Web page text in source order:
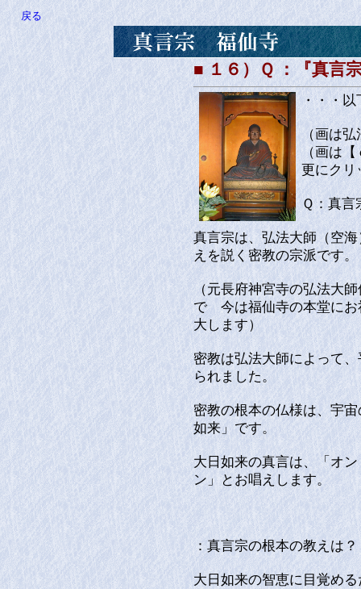
戻る
■ １６）Ｑ ：『真言
・・・
（画は
（画は
更にクリ
Ｑ：真言
真言宗は、弘法大師（空
えを説く密教の宗派です。
（元長府神宮寺の弘法大
で 今は福仙寺の本堂に
大します）
密教は弘法大師によって
られました。
密教の根本の仏様は、宇
如来」です。
大日如来の真言は、「
ン」とお唱えします。
：真言宗の根本の教えは？
大日如来の智恵に目覚め